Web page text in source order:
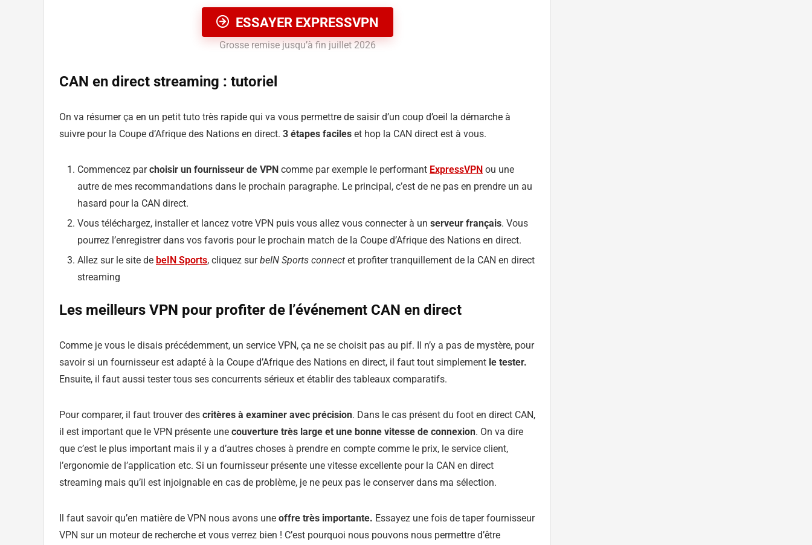
ESSAYER EXPRESSVPN
Grosse remise jusqu’à fin juillet 2026
CAN en direct streaming : tutoriel
On va résumer ça en un petit tuto très rapide qui va vous permettre de saisir d’un coup d’oeil la démarche à
suivre pour la Coupe d’Afrique des Nations en direct. 3 étapes faciles et hop la CAN direct est à vous.
Commencez parchoisir un fournisseur de VPN comme par exemple le performant ExpressVPN ou une
autre de mes recommandations dans le prochain paragraphe. Le principal, c’est de ne pas en prendre un au
hasard pour la CAN direct.
Vous téléchargez, installer et lancez votre VPN puis vous allez vous connecter à un serveur français. Vous
pourrez l’enregistrer dans vos favoris pour le prochain match de la Coupe d’Afrique des Nations en direct.
Allez sur le site de beIN Sports, cliquez surbeIN Sports connect et profiter tranquillement de la CAN en direct
streaming
Les meilleurs VPN pour profiter de l’événement CAN en direct
Comme je vous le disais précédemment, un service VPN, ça ne se choisit pas au pif. Il n’y a pas de mystère, pour
savoir si un fournisseur est adapté à la Coupe d’Afrique des Nations en direct, il faut tout simplement le tester.
Ensuite, il faut aussi tester tous ses concurrents sérieux et établir des tableaux comparatifs.
Pour comparer, il faut trouver des critères à examiner avec précision. Dans le cas présent du foot en direct CAN,
il est important que le VPN présente une couverture très large et une bonne vitesse de connexion. On va dire
que c’est le plus important mais il y a d’autres choses à prendre en compte comme le prix, le service client,
l’ergonomie de l’application etc. Si un fournisseur présente une vitesse excellente pour la CAN en direct
streaming mais qu’il est injoignable en cas de problème, je ne peux pas le conserver dans ma sélection.
Il faut savoir qu’en matière de VPN nous avons une offre très importante. Essayez une fois de taper fournisseur
VPN sur un moteur de recherche et vous verrez bien ! C’est pourquoi nous pouvons nous permettre d’être